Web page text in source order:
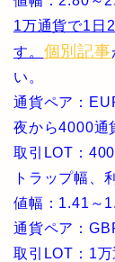
1万通貨で1日
す。 個別記事
い。
通貨ペア：
夜から4000通
取引LOT：
トラップ幅、
値幅：1.41～
通貨ペア：
取引LOT：1万